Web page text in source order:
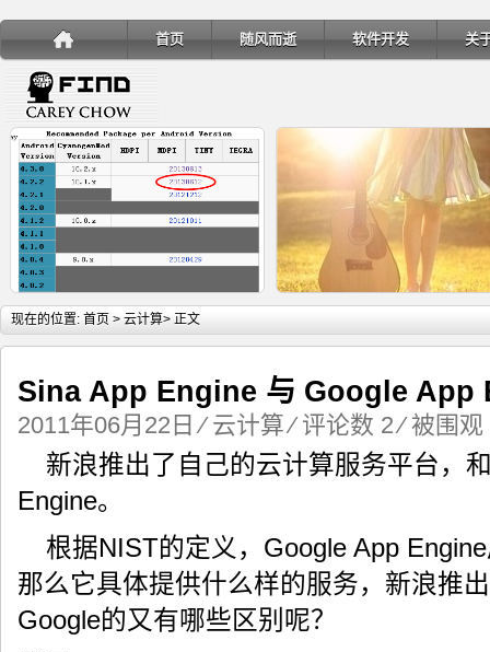
首页 随风而逝 软件开发 关
详细内容
手机安装账户同步服务 Ubuntu 制作一键安装盘（四
现在的位置: 首页 > 云计算> 正文
Sina App Engine 与 Google App
2011年06月22日 ⁄云计算 ⁄评论数 2⁄ 被围
新浪推出了自己的云计算服务平台，
Engine。
根据NIST的定义，Google App
那么它具体提供什么样的服务，新浪推
Google的又有哪些区别呢？